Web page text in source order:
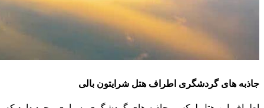
جاذبه های گردشگری اطراف هتل شرایتون بالی